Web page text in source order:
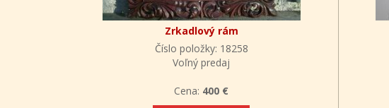
Zrkadlový rám
Číslo položky: 18258
Voľný predaj
Cena: 400 €